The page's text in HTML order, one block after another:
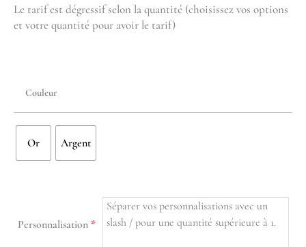
Le tarif est dégressif selon la quantité (choisissez vos options
et votre quantité pour avoir le tarif)
Couleur
Or Argent
Personnalisation *